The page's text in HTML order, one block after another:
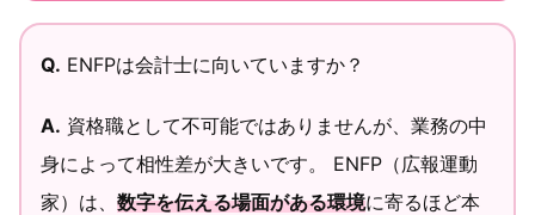
Q. ENFPは会計士に向いていますか？
A. 資格職として不可能ではありませんが、業務の中
身によって相性差が大きいです。 ENFP（広報運動
家）は、 数字を伝える場面がある環境に寄るほど本